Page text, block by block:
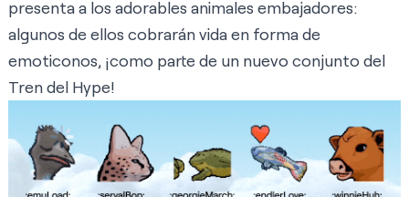
presenta a los adorables animales embajadores:
algunos de ellos cobrarán vida en forma de
emoticonos, ¡como parte de un nuevo conjunto del
Tren del Hype!